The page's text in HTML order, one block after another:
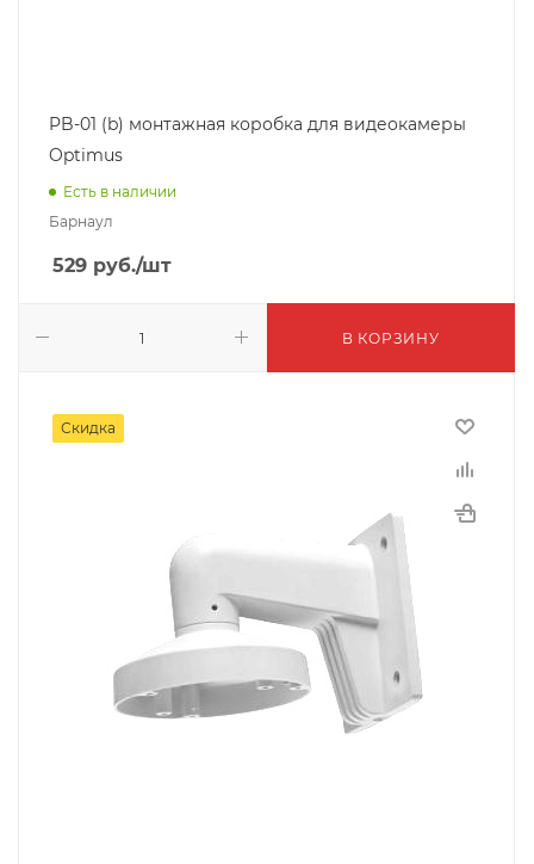
PB-01 (b) монтажная коробка для видеокамеры
Optimus
Есть в наличии
Барнаул
529 руб./шт
В КОРЗИНУ
Скидка